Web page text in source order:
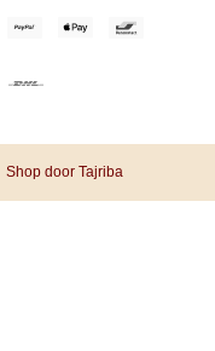
Shop door Tajriba